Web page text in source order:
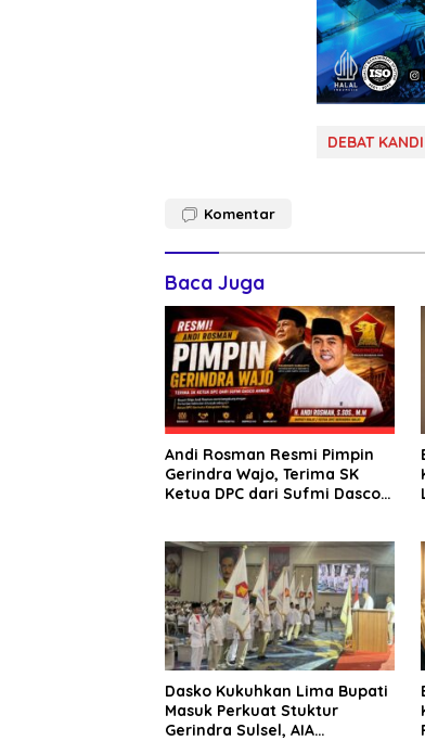
DEBAT
Komentar
Baca Juga
Andi Rosman Resmi Pimpin
Gerindra Wajo, Terima SK
Ketua DPC dari Sufmi Dasco
Dasko Kukuhkan Lima Bupati
Masuk Perkuat Stuktur
Gerindra Sulsel, AIA